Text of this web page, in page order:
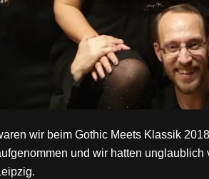
wir beim Gothic Meets Klassik
und wir hatten